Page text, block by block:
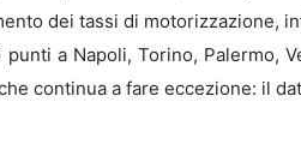
dei tassi di motorizzazione,
a Napoli, Torino, Palermo,
continua a fare eccezione: il